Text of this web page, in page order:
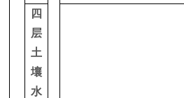
四
层
土
壤
水